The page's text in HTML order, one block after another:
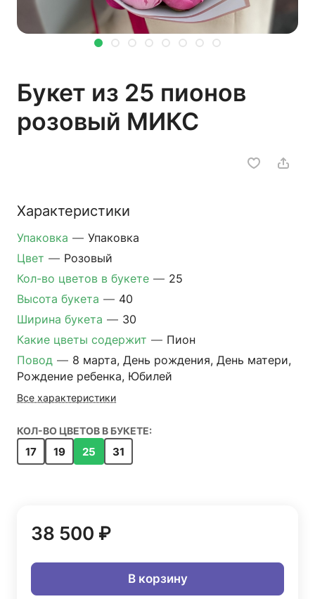
Букет из 25 пионов
розовый МИКС
Характеристики
Упаковка — Упаковка
Цвет — Розовый
Кол-во цветов в букете — 25
Высота букета — 40
Ширина букета — 30
Какие цветы содержит — Пион
Повод — 8 марта, День рождения, День матери,
Рождение ребенка, Юбилей
Все характеристики
КОЛ-ВО ЦВЕТОВ В БУКЕТЕ:
17 19 25 31
38 500 ₽
В корзину